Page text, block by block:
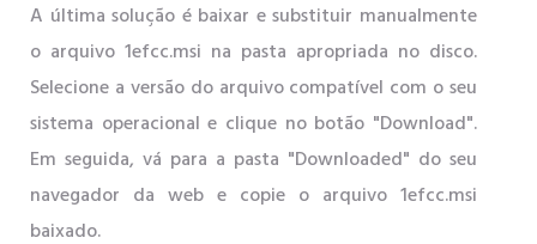
A última solução é baixar e substituir manualmente
o arquivo 1efcc.msi na pasta apropriada no disco.
Selecione a versão do arquivo compatível com o seu
sistema operacional e clique no botão "Download".
Em seguida, vá para a pasta "Downloaded" do seu
navegador da web e copie o arquivo 1efcc.msi
baixado.